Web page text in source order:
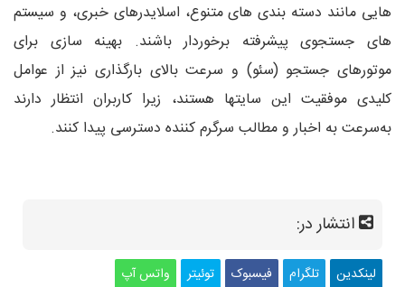
هایی مانند دسته بندی های متنوع، اسلایدرهای خبری، و سیستم
های جستجوی پیشرفته برخوردار باشند. بهینه سازی برای
موتورهای جستجو (سئو) و سرعت بالای بارگذاری نیز از عوامل
کلیدی موفقیت این سایتها هستند، زیرا کاربران انتظار دارند
به‌سرعت به اخبار و مطالب سرگرم کننده دسترسی پیدا کنند.
انتشار در:
لینکدین تلگرام فیسبوک توئیتر واتس آپ